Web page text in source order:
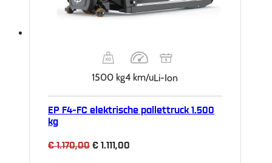
1500 kg4 km/uLi-Ion
EP F4-FC elektrische pallettruck 1.500
kg
€1.170,00 Oorspronkelijke
€ 1.111,00